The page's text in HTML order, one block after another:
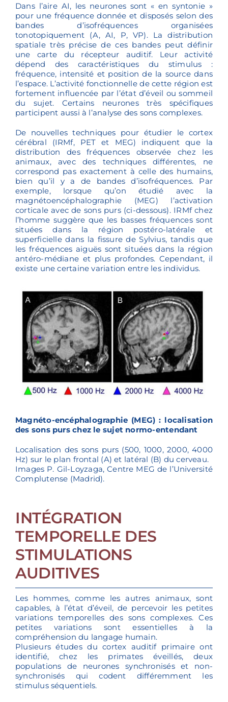
Dans l’aire AI, les neurones sont « en syntonie »
pour une fréquence donnée et disposés selon des
bandes d’isofréquences organisées
tonotopiquement (A, AI, P, VP). La distribution
spatiale très précise de ces bandes peut définir
une carte du récepteur auditif. Leur activité
dépend des caractéristiques du stimulus :
fréquence, intensité et position de la source dans
l’espace. L’activité fonctionnelle de cette région est
fortement influencée par l’état d’éveil ou sommeil
du sujet. Certains neurones très spécifiques
participent aussi à l’analyse des sons complexes.
De nouvelles techniques pour étudier le cortex
cérébral (IRMf, PET et MEG) indiquent que la
distribution des fréquences observée chez les
animaux, avec des techniques différentes, ne
correspond pas exactement à celle des humains,
bien qu’il y a de bandes d’isofréquences. Par
exemple, lorsque qu’on étudié avec la
magnétoencéphalographie (MEG) l’activation
corticale avec de sons purs (ci-dessous). IRMf chez
l’homme suggère que les basses fréquences sont
situées dans la région postéro-latérale et
superficielle dans la fissure de Sylvius, tandis que
les fréquences aiguës sont situées dans la région
antéro-médiane et plus profondes. Cependant, il
existe une certaine variation entre les individus.
Magnéto-encéphalographie (MEG) : localisation
des sons purs chez le sujet normo-entendant
Localisation des sons purs (500, 1000, 2000, 4000
Hz) sur le plan frontal (A) et latéral (B) du cerveau.
Images P. Gil-Loyzaga, Centre MEG de l’Université
Complutense (Madrid).
INTÉGRATION
TEMPORELLE DES
STIMULATIONS
AUDITIVES
Les hommes, comme les autres animaux, sont
capables, à l’état d’éveil, de percevoir les petites
variations temporelles des sons complexes. Ces
petites variations sont essentielles à la
compréhension du langage humain.
Plusieurs études du cortex auditif primaire ont
identifié, chez les primates éveillés, deux
populations de neurones synchronisés et non-
synchronisés qui codent différemment les
stimulus séquentiels.